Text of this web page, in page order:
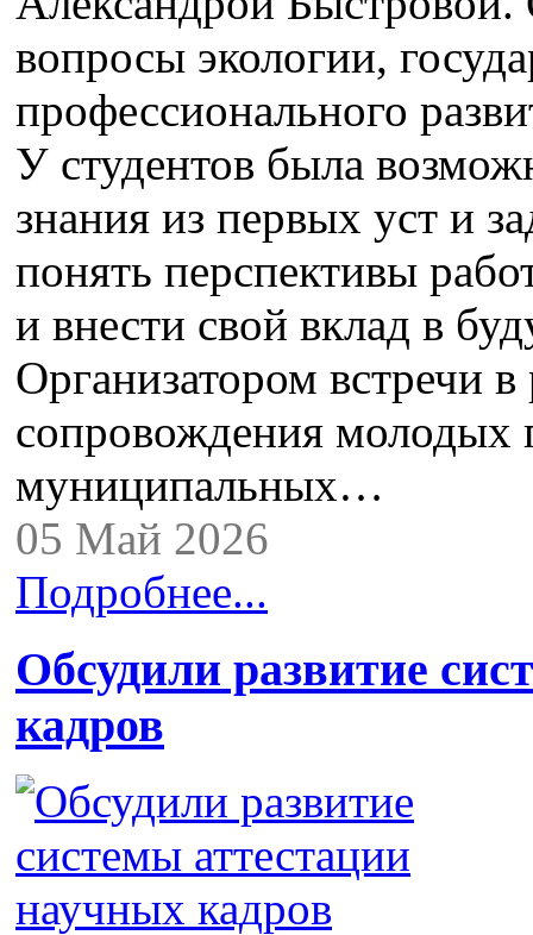
вопросы экологии,
профессионального
У студентов была
знания из первых уст и
понять перспективы
и внести свой вклад в
Организатором встречи
сопровождения молодых
муниципальных…
05 Май 2026
Подробнее...
Обсудили развитие
кадров